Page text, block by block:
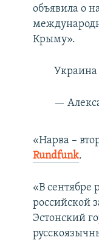
объявила о
Крыму».
Украина
—
«Нарва –
Rundfunk.
«В сентябре
российской
Эстонский